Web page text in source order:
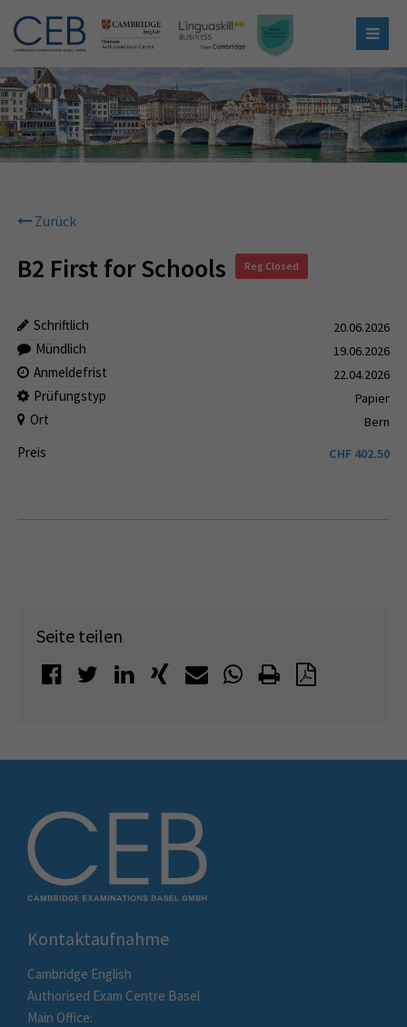
Zurück
B2 First for Schools Reg Closed
Schriftlich 20.06.2026
Mündlich 19.06.2026
Anmeldefrist 22.04.2026
Prüfungstyp Papier
Ort Bern
Preis CHF 402.50
Seite teilen
Kontaktaufnahme
Cambridge English
Authorised Exam Centre Basel
Main Office: